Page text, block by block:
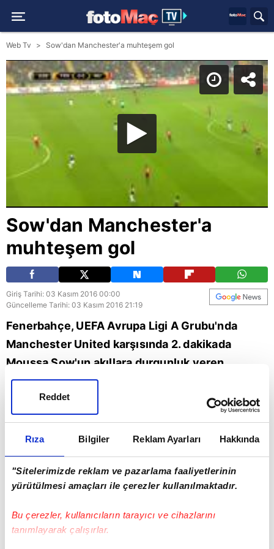
Rıza Bilgiler Reklam Ayarları Hakkında
"Sitelerimizde reklam ve pazarlama faaliyetlerinin
yürütülmesi amaçları ile çerezler kullanılmaktadır.
Bu çerezler, kullanıcıların tarayıcı ve cihazlarını
tanımlayarak çalışırlar.
Reddet
Web Tv Sow'dan Manchester'a muhteşem gol
Sow'dan Manchester'a
muhteşem gol
Giriş Tarihi: 03 Kasım 2016 00:00
Güncelleme Tarihi: 03 Kasım 2016 21:19
Fenerbahçe, UEFA Avrupa Ligi A Grubu'nda
Manchester United karşısında 2. dakikada
Moussa Sow'un akıllara durgunluk veren
röveşata golüyle öne geçti. Bu gol izleyenlere
Tuncay Şanlı'nın ManU karşısında 2005 yılı
Şampiyonlar Ligi'nde yine aynı kaleye attığı golü
hatırlattı.